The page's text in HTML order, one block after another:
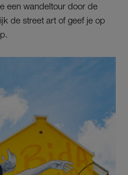
een wandeltour door de
de street art of geef je op